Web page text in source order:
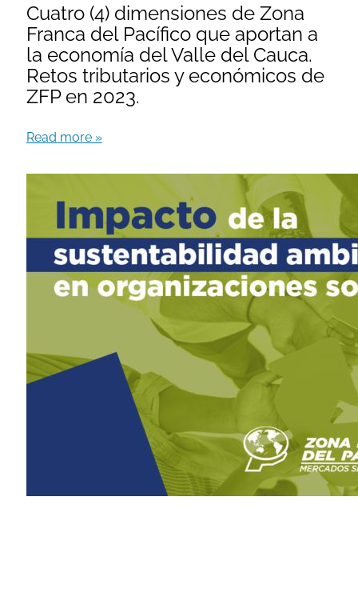
Cuatro (4) dimensiones de Zona
Franca del Pacífico que aportan a
la economía del Valle del Cauca.
Retos tributarios y económicos de
ZFP en 2023.
Read more »